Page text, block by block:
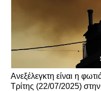
Ανεξέλεγκτη είναι η
Τρίτης (22/07/2025)